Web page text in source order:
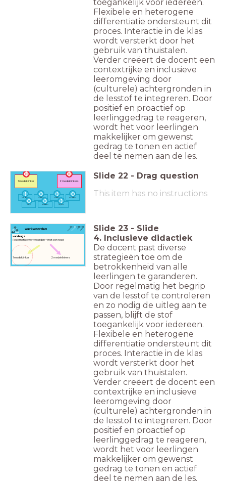
toegankelijk voor iedereen.
Flexibele en heterogene
differentiatie ondersteunt dit
proces. Interactie in de klas
wordt versterkt door het
gebruik van thuistalen.
Verder creëert de docent een
contextrijke en inclusieve
leeromgeving door
(culturele) achtergronden in
de lesstof te integreren. Door
positief en proactief op
leerlinggedrag te reageren,
wordt het voor leerlingen
makkelijker om gewenst
gedrag te tonen en actief
deel te nemen aan de les.
1 medeklinker 2 medeklinkers
kop en re nnen
leren kken
mak
lop
ze gg
Slide 22 - Drag question
This item has no instructions
werkwoorden
vandaag =
Regelmatige werkwoorden = met een regel
1 medeklinker 2 medeklinkers
Slide 23 - Slide
4. Inclusieve didactiek
De docent past diverse
strategieën toe om de
betrokkenheid van alle
leerlingen te garanderen.
Door regelmatig het begrip
van de lesstof te controleren
en zo nodig de uitleg aan te
passen, blijft de stof
toegankelijk voor iedereen.
Flexibele en heterogene
differentiatie ondersteunt dit
proces. Interactie in de klas
wordt versterkt door het
gebruik van thuistalen.
Verder creëert de docent een
contextrijke en inclusieve
leeromgeving door
(culturele) achtergronden in
de lesstof te integreren. Door
positief en proactief op
leerlinggedrag te reageren,
wordt het voor leerlingen
makkelijker om gewenst
gedrag te tonen en actief
deel te nemen aan de les.